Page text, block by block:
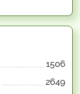
1506
2649